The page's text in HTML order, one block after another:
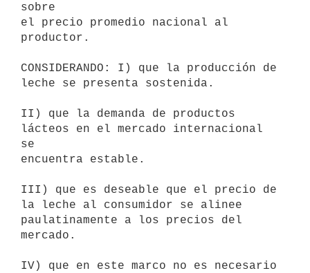
sobre
el precio promedio nacional al
productor.
CONSIDERANDO: I) que la producción de
leche se presenta sostenida.
II) que la demanda de productos
lácteos en el mercado internacional
se
encuentra estable.
III) que es deseable que el precio de
la leche al consumidor se alinee
paulatinamente a los precios del
mercado.
IV) que en este marco no es necesario